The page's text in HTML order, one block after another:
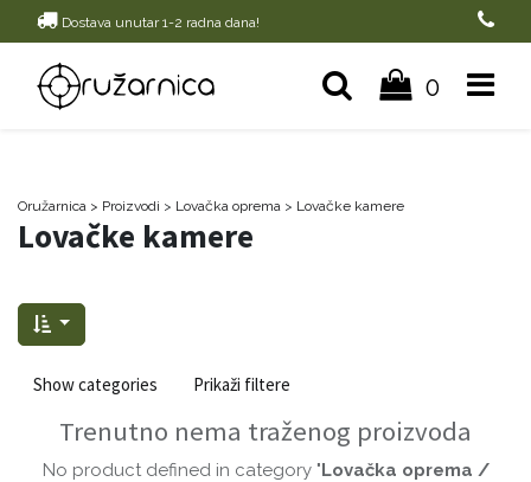
Dostava unutar 1-2 radna dana!
0
Oružarnica > Proizvodi > Lovačka oprema > Lovačke kamere
Lovačke kamere
Show categories Prikaži filtere
Trenutno nema traženog proizvoda
No product defined in category "Lovačka oprema /